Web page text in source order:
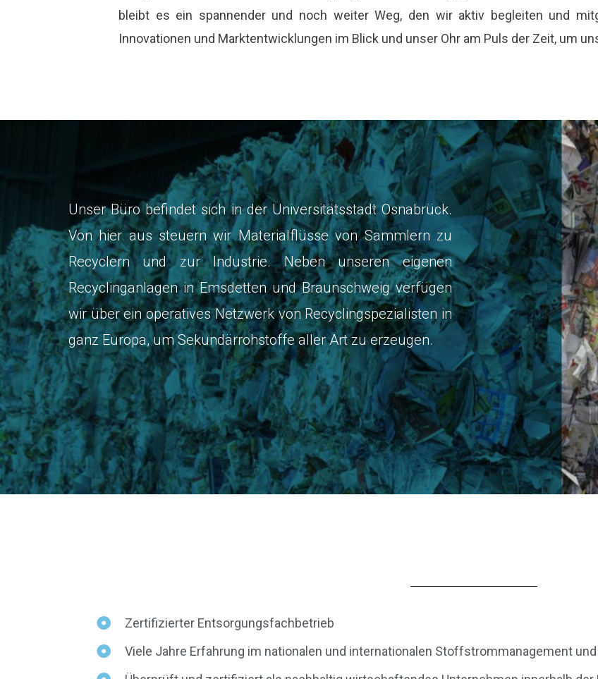
bleibt es ein spannender und noch weiter Weg, den wir aktiv begleiten und
Innovationen und Marktentwicklungen im Blick und unser Ohr am Puls der Zeit, um
Unser Büro befindet sich in der Universitätsstadt Osnabrück.
Von hier aus steuern wir Materialflüsse von Sammlern zu
Recyclern und zur Industrie. Neben unseren eigenen
Recyclinganlagen in Emsdetten und Braunschweig verfügen
wir über ein operatives Netzwerk von Recyclingspezialisten in
ganz Europa, um Sekundärrohstoffe aller Art zu erzeugen.
Zertifizierter Entsorgungsfachbetrieb
Viele Jahre Erfahrung im nationalen und internationalen Stoffstrommanagement